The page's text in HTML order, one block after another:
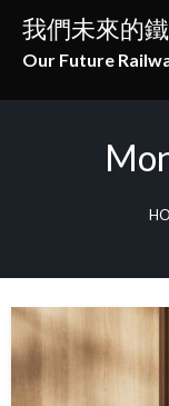
Skip
content
我們未來的
Our Future